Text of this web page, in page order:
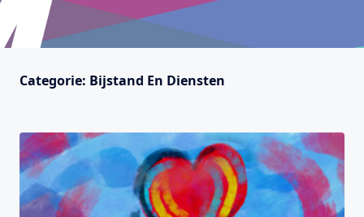
Categorie: Bijstand En Diensten